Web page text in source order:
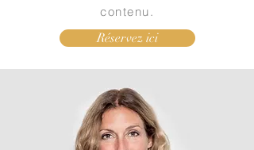
contenu.
Réservez ici